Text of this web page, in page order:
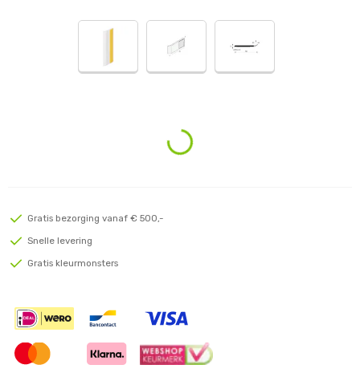
Loading...
Gratis bezorging vanaf € 500,-
Snelle levering
Gratis kleurmonsters